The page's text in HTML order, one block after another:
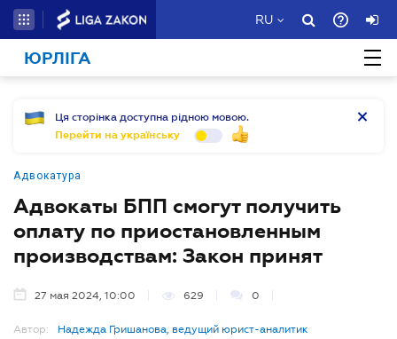
RU
ЮРЛІГА
Ця сторінка доступна рідною мовою.
Перейти на українську
Адвокатура
Адвокаты БПП смогут получить
оплату по приостановленным
производствам: Закон принят
27 мая 2024, 10:00 629 0
Автор: Надежда Гришанова, ведущий юрист-аналитик